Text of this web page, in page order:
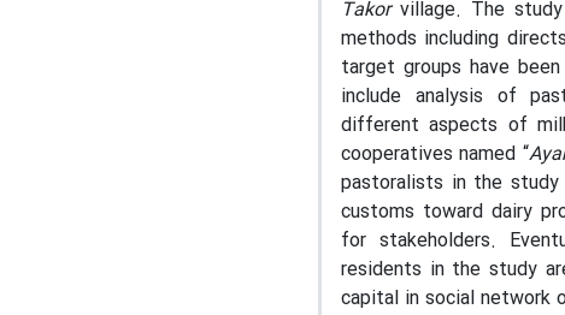
Takorvillage. The
methods including
target groups have
include analysis of
different aspects of
cooperatives named “
pastoralists in the study
customs toward dairy
for stakeholders.
residents in the study
capital in social network